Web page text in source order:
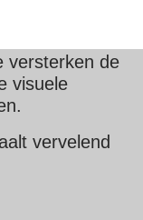
versterken de
visuele
vervelend